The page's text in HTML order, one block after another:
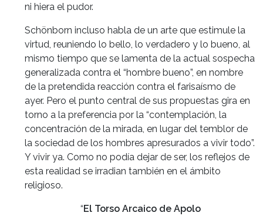
ni hiera el pudor.
Schönborn incluso habla de un arte que estimule la
virtud, reuniendo lo bello, lo verdadero y lo bueno, al
mismo tiempo que se lamenta de la actual sospecha
generalizada contra el “hombre bueno”, en nombre
de la pretendida reacción contra el farisaísmo de
ayer. Pero el punto central de sus propuestas gira en
torno a la preferencia por la “contemplación, la
concentración de la mirada, en lugar del temblor de
la sociedad de los hombres apresurados a vivir todo”.
Y vivir ya. Como no podía dejar de ser, los reflejos de
esta realidad se irradian también en el ámbito
religioso.
“El Torso Arcaico de Apolo